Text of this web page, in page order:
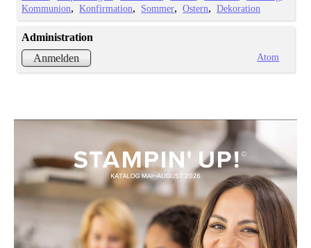
Kommunion
Konfirmation Sommer Ostern Dekoration
Administration
Anmelden
Atom